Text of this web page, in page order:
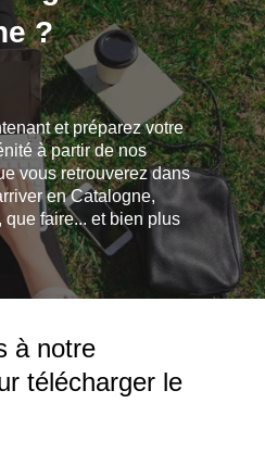
?
et préparez votre
à partir de nos
vous retrouverez dans
en Catalogne,
que faire... et bien plus
à notre
télécharger le